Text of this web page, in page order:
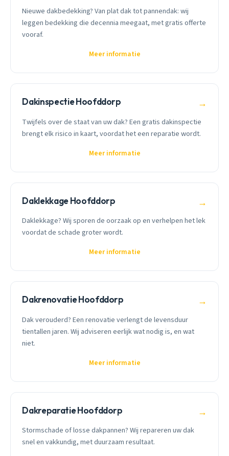
Nieuwe dakbedekking? Van plat dak tot pannendak: wij
leggen bedekking die decennia meegaat, met gratis offerte
vooraf.
Meer informatie
Dakinspectie Hoofddorp →
Twijfels over de staat van uw dak? Een gratis dakinspectie
brengt elk risico in kaart, voordat het een reparatie wordt.
Meer informatie
Daklekkage Hoofddorp →
Daklekkage? Wij sporen de oorzaak op en verhelpen het lek
voordat de schade groter wordt.
Meer informatie
Dakrenovatie Hoofddorp →
Dak verouderd? Een renovatie verlengt de levensduur
tientallen jaren. Wij adviseren eerlijk wat nodig is, en wat
niet.
Meer informatie
Dakreparatie Hoofddorp →
Stormschade of losse dakpannen? Wij repareren uw dak
snel en vakkundig, met duurzaam resultaat.